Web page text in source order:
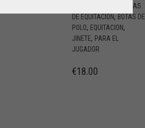
BOTAS
DE EQUITACIÓN,BOTAS DE
POLO, EQUITACION,
JINETE, PARA EL
JUGADOR
€18.00